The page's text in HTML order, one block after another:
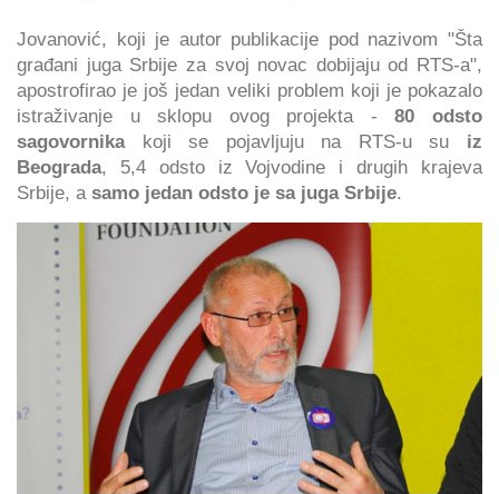
Jovanović, koji je autor publikacije pod nazivom "Šta
građani juga Srbije za svoj novac dobijaju od RTS-a",
apostrofirao je još jedan veliki problem koji je pokazalo
istraživanje u sklopu ovog projekta -80 odsto
sagovornikakoji se pojavljuju na RTS-u su iz
Beograda, 5,4 odsto iz Vojvodine i drugih krajeva
Srbije, a samo jedan odsto je sa juga Srbije.